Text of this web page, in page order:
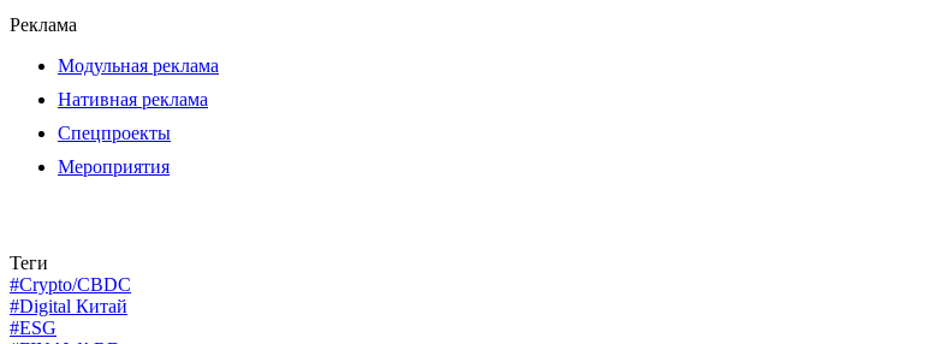
Реклама
Модульная реклама
Нативная реклама
Спецпроекты
Мероприятия
Теги
#Crypto/CBDC
#Digital Китай
#ESG